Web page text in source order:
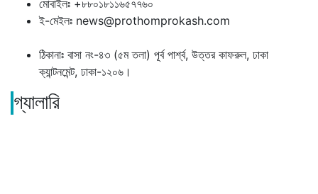
মোবাইলঃ +৮৮০১৮১১৬৫৭৭৬০
ই-মেইলঃ news@prothomprokash.com
ঠিকানাঃ বাসা নং-৪৩ (৫ম তলা) পূর্ব পার্শ্ব, উত্তর কাফরুল, ঢাকা
ক্যান্টনমেন্ট, ঢাকা-১২০৬।
গ্যালারি